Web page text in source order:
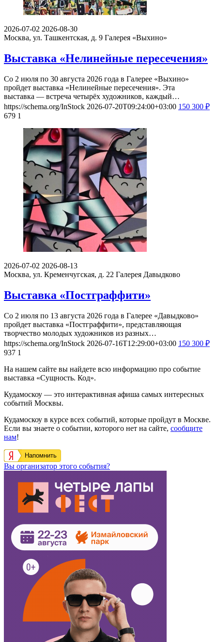
2026-07-02 2026-08-30
Москва, ул. Ташкентская, д. 9 Галерея «Выхино»
Выставка «Нелинейные пересечения»
Со 2 июля по 30 августа 2026 года в Галерее «Выхино»
пройдет выставка «Нелинейные пересечения». Эта
выставка — встреча четырёх художников, каждый…
https://schema.org/InStock 2026-07-20T09:24:00+03:00 150 300 ₽
679 1
2026-07-02 2026-08-13
Москва, ул. Кременчугская, д. 22 Галерея Давыдково
Выставка «Постграффити»
Со 2 июля по 13 августа 2026 года в Галерее «Давыдково»
пройдет выставка «Постграффити», представляющая
творчество молодых художников из разных…
https://schema.org/InStock 2026-07-16T12:29:00+03:00 150 300 ₽
937 1
На нашем сайте вы найдете всю информацию про событие
выставка «Сущность. Код».
Кудамоскоу — это интерактивная афиша самых интересных
событий Москвы.
Кудамоскоу в курсе всех событий, которые пройдут в Москве.
Если вы знаете о событии, которого нет на сайте, сообщите
нам!
Напомнить
Вы организатор этого события?